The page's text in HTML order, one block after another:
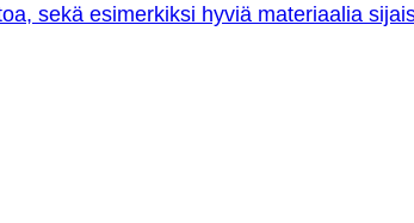
sekä esimerkiksi hyviä materiaalia